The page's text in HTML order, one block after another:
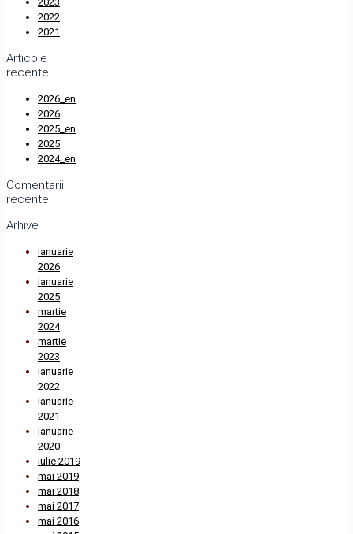
2022
2021
Articole
recente
2026_en
2026
2025_en
2025
2024_en
Comentarii
recente
Arhive
ianuarie
2026
ianuarie
2025
martie
2024
martie
2023
ianuarie
2022
ianuarie
2021
ianuarie
2020
iulie 2019
mai 2019
mai 2018
mai 2017
mai 2016